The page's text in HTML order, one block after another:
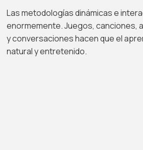
Las metodologías dinámicas e
enormemente. Juegos, canciones,
y conversaciones hacen que el
natural y entretenido.